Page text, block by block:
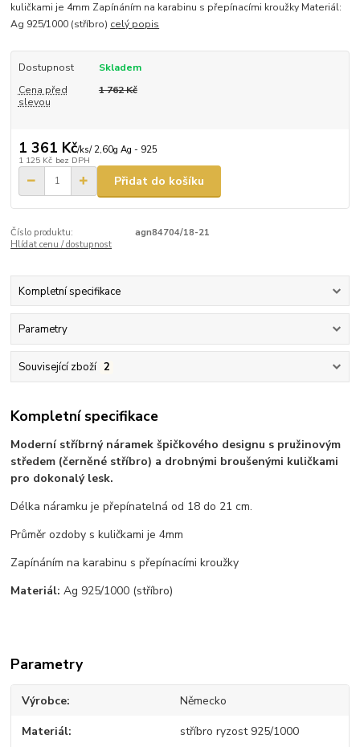
kuličkami je 4mm Zapínáním na karabinu s přepínacími kroužky Materiál:
Ag 925/1000 (stříbro) celý popis
Dostupnost
Skladem
Cena před
slevou
1 762 Kč
1 361 Kč/ks/ 2,60g Ag - 925
1 125 Kč bez DPH
Přidat do košíku
Číslo produktu:
agn84704/18-21
Hlídat cenu / dostupnost
Kompletní specifikace
Parametry
Související zboží 2
Kompletní specifikace
Moderní stříbrný náramek špičkového designu s pružinovým
středem (černěné stříbro) a drobnými broušenými kuličkami
pro dokonalý lesk.
Délka náramku je přepínatelná od 18 do 21 cm.
Průměr ozdoby s kuličkami je 4mm
Zapínáním na karabinu s přepínacími kroužky
Materiál: Ag 925/1000 (stříbro)
Parametry
Výrobce Německo
Materiál stříbro ryzost 925/1000